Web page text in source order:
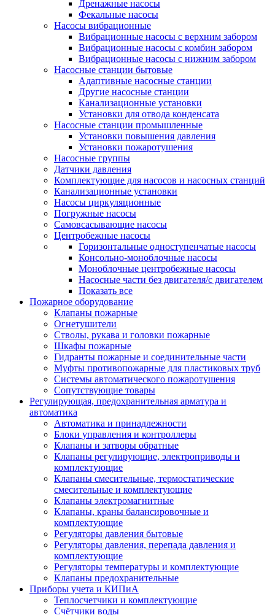
Дренажные насосы
Фекальные насосы
Насосы вибрационные
Вибрационные насосы с верхним забором
Вибрационные насосы с комбин забором
Вибрационные насосы с нижним забором
Насосные станции бытовые
Адаптивные насосные станции
Другие насосные станции
Канализационные установки
Установки для отвода конденсата
Насосные станции промышленные
Установки повышения давления
Установки пожаротушения
Насосные группы
Датчики давления
Комплектующие для насосов и насосных станций
Канализационные установки
Насосы циркуляционные
Погружные насосы
Самовсасывающие насосы
Центробежные насосы
Горизонтальные одноступенчатые насосы
Консольно-моноблочные насосы
Моноблочные центробежные насосы
Насосные части без двигателя/с двигателем
Показать все
Пожарное оборудование
Клапаны пожарные
Огнетушители
Стволы, рукава и головки пожарные
Шкафы пожарные
Гидранты пожарные и соединительные части
Муфты противопожарные для пластиковых труб
Системы автоматического пожаротушения
Сопутствующие товары
Регулирующая, предохранительная арматура и
автоматика
Автоматика и принадлежности
Блоки управления и контроллеры
Клапаны и затворы обратные
Клапаны регулирующие, электроприводы и
комплектующие
Клапаны смесительные, термостатические
смесительные и комплектующие
Клапаны электромагнитные
Клапаны, краны балансировочные и
комплектующие
Регуляторы давления бытовые
Регуляторы давления, перепада давления и
комплектующие
Регуляторы температуры и комплектующие
Клапаны предохранительные
Приборы учета и КИПиА
Теплосчетчики и комплектующие
Счётчики воды